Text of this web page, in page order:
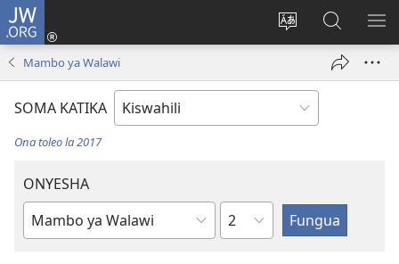
JW.ORG
Badili
tovuti
Ingia
(opens
Tafuta
Katika
JW.ORG
Mambo ya Walawi
SOMA KATIKA
Ona toleo la 2017
ONYESHA
Kitabu
Sura